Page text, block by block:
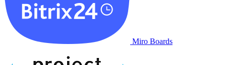
Miro Boards